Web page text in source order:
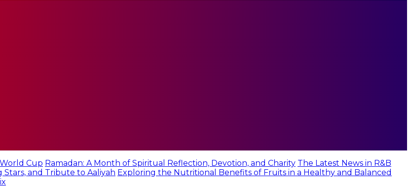
Cup Ramadan: A Month of Spiritual Reflection, Devotion, and Charity The Latest News in R&B
Stars, and Tribute to Aaliyah Exploring the Nutritional Benefits of Fruits in a Healthy and Balanced